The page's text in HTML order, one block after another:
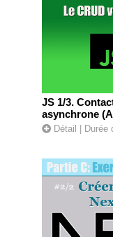
JS 1/3.
asynchrone
Détail | Durée